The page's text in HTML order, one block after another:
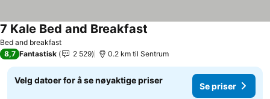
Bed and breakfast
7 Kale Bed and Breakfast
8,7 Fantastisk 2 529 0.2 km til Sentrum
Velg datoer for å se nøyaktige priser
Se priser